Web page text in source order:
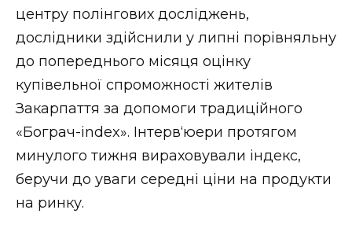
ФОТО
центру полінгових досліджень,
дослідники здійснили у липні порівняльну
до попереднього місяця оцінку
купівельної спроможності жителів
Закарпаття за допомоги традиційного
«Бограч-index». Інтерв‘юери протягом
минулого тижня вираховували індекс,
беручи до уваги середні ціни на продукти
на ринку.